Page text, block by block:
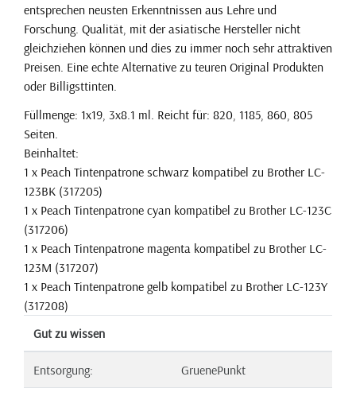
entsprechen neusten Erkenntnissen aus Lehre und
Forschung. Qualität, mit der asiatische Hersteller nicht
gleichziehen können und dies zu immer noch sehr attraktiven
Preisen. Eine echte Alternative zu teuren Original Produkten
oder Billigsttinten.
Füllmenge: 1x19, 3x8.1 ml. Reicht für: 820, 1185, 860, 805
Seiten.
Beinhaltet:
1 x Peach Tintenpatrone schwarz kompatibel zu Brother LC-
123BK (317205)
1 x Peach Tintenpatrone cyan kompatibel zu Brother LC-123C
(317206)
1 x Peach Tintenpatrone magenta kompatibel zu Brother LC-
123M (317207)
1 x Peach Tintenpatrone gelb kompatibel zu Brother LC-123Y
(317208)
Gut zu wissen
Entsorgung: GruenePunkt